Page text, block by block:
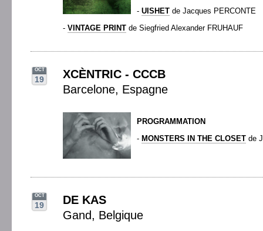
- UISHET de Jacques PERCONTE
- VINTAGE PRINT de Siegfried Alexander FRUHAUF
OCT
19
XCÈNTRIC - CCCB
Barcelone, Espagne
PROGRAMMATION
- MONSTERS IN THE CLOSET de
OCT
19
DE KAS
Gand, Belgique